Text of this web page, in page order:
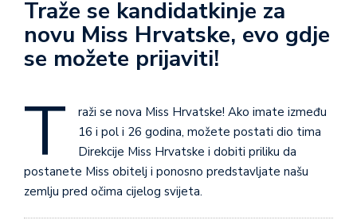
Traže se kandidatkinje za
novu Miss Hrvatske, evo gdje
se možete prijaviti!
T
raži se nova Miss Hrvatske! Ako imate između
16 i pol i 26 godina, možete postati dio tima
Direkcije Miss Hrvatske i dobiti priliku da
postanete Miss obitelj i ponosno predstavljate našu
zemlju pred očima cijelog svijeta.